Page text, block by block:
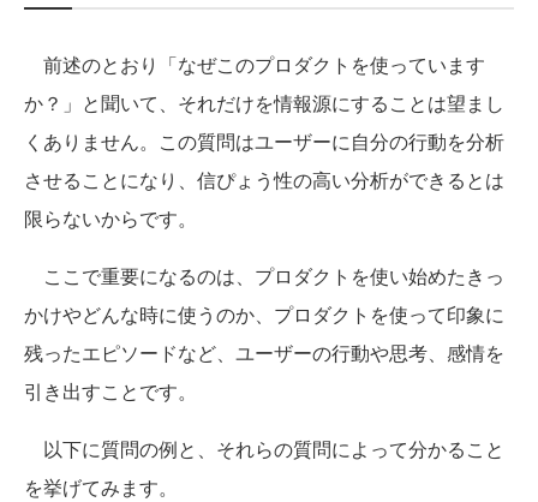
前述のとおり「なぜこのプロダクトを使っています
か？」と聞いて、それだけを情報源にすることは望まし
くありません。この質問はユーザーに自分の行動を分析
させることになり、信ぴょう性の高い分析ができるとは
限らないからです。
ここで重要になるのは、プロダクトを使い始めたきっ
かけやどんな時に使うのか、プロダクトを使って印象に
残ったエピソードなど、ユーザーの行動や思考、感情を
引き出すことです。
以下に質問の例と、それらの質問によって分かること
を挙げてみます。